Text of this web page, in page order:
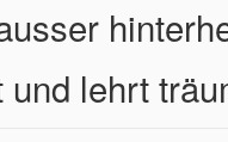
lehrt